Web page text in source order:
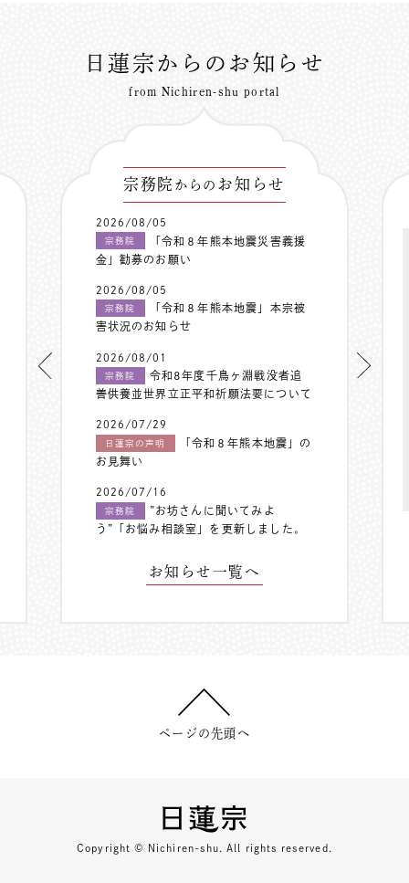
日蓮宗からのお知らせ
from Nichiren-shu portal
宗務院 からの お知らせ
2026/08/05
宗務院
「令和８年熊本地震災害義援
金」勧募のお願い
2026/08/05
宗務院
「令和８年熊本地震」本宗被
害状況のお知らせ
2026/08/01
宗務院
令和8年度千鳥ヶ淵戦没者追
善供養並世界立正平和祈願法要について
2026/07/29
日蓮宗の声明
「令和８年熊本地震」の
お見舞い
2026/07/16
宗務院
”お坊さんに聞いてみよ
う”「お悩み相談室」を更新しました。
お知らせ一覧へ
ページの先頭へ
Copyright © Nichiren-shu. All rights reserved.